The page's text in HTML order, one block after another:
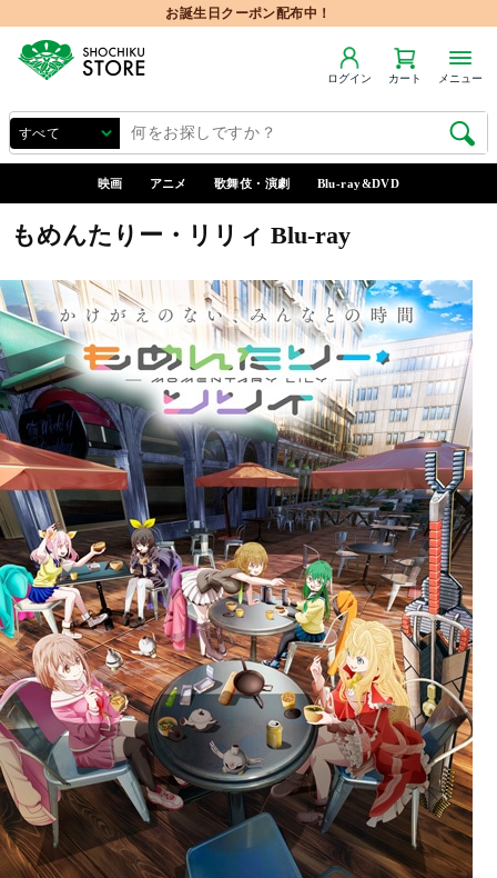
お誕生日クーポン配布中！
ログイン カート メニュー
映画 アニメ 歌舞伎・演劇 Blu-ray&DVD
もめんたりー・リリィ Blu-ray